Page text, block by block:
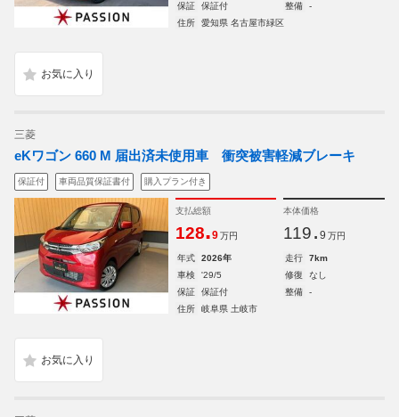
保証
保証付 整備
-
住所
愛知県 名古屋市緑区
三菱
eKワゴン 660 M 届出済未使用車 衝突被害軽減ブレーキ
保証付 車両品質保証書付 購入プラン付き
支払総額
128.9 万円
本体価格
119. 9 万円
年式 2026年 走行
7km
車検
'29/5 修復
なし
保証
保証付 整備
-
住所
岐阜県 土岐市